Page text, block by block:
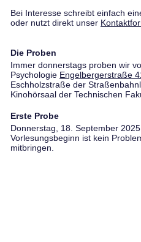
Bei Interesse schreibt einfach
oder nutzt direkt unser
Die Proben
Immer donnerstags proben wir
Psychologie Engelbergerstraße
Eschholzstraße der
Kinohörsaal der Technischen
Erste Probe
Donnerstag, 18. September
Vorlesungsbeginn ist kein
mitbringen.